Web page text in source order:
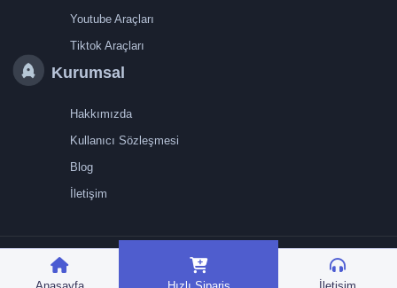
Youtube Araçları
Tiktok Araçları
Kurumsal
Hakkımızda
Kullanıcı Sözleşmesi
Blog
İletişim
TRMedya 2026 © Tüm
hakları saklıdır.